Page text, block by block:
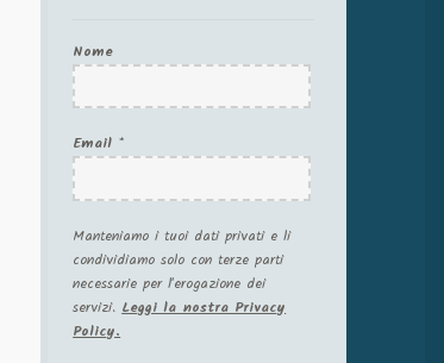
Nome
Email *
Manteniamo i tuoi dati privati e li
condividiamo solo con terze parti
necessarie per l'erogazione dei
servizi.Leggi la nostra Privacy
Policy.